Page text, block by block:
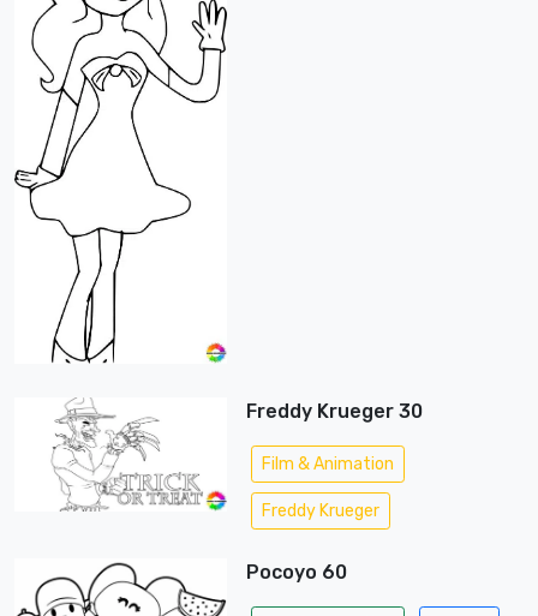
Freddy Krueger 30
Film & Animation
Freddy Krueger
Pocoyo 60